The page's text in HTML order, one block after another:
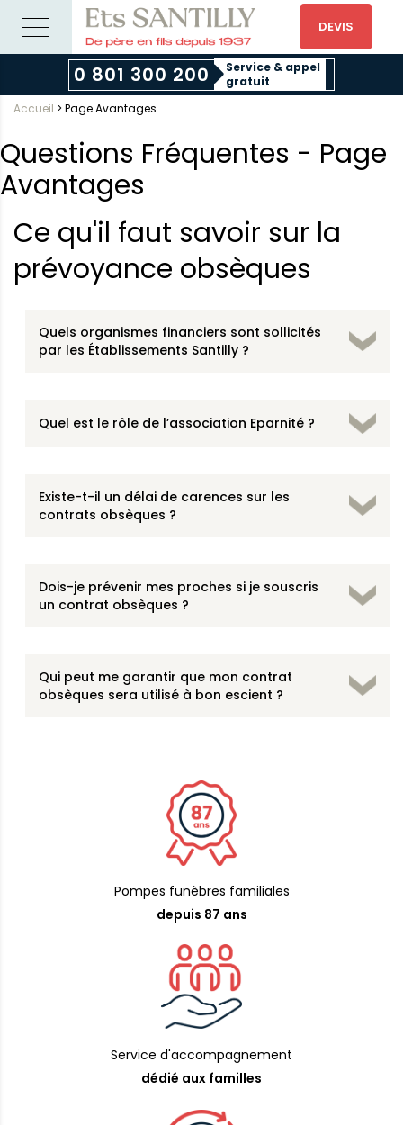
DEVIS
0 801 300 200
Service & appel
gratuit
Accueil > Page Avantages
Questions Fréquentes - Page
Avantages
Ce qu'il faut savoir sur la
prévoyance obsèques
Quels organismes financiers sont sollicités
par les Établissements Santilly ?
Quel est le rôle de l’association Eparnité ?
Existe-t-il un délai de carences sur les
contrats obsèques ?
Dois-je prévenir mes proches si je souscris
un contrat obsèques ?
Qui peut me garantir que mon contrat
obsèques sera utilisé à bon escient ?
Pompes funèbres familiales
depuis 87 ans
Service d'accompagnement
dédié aux familles